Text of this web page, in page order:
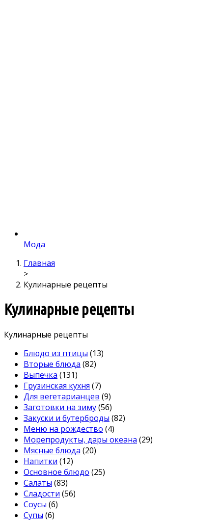
Мода
Главная
>
Кулинарные рецепты
Кулинарные рецепты
Кулинарные рецепты
Блюдо из птицы (13)
Вторые блюда (82)
Выпечка (131)
Грузинская кухня (7)
Для вегетарианцев (9)
Заготовки на зиму(56)
Закуски и бутерброды (82)
Меню на рождество (4)
Морепродукты, дары океана (29)
Мясные блюда (20)
Напитки (12)
Основное блюдо (25)
Салаты (83)
Сладости (56)
Соусы (6)
Супы (6)